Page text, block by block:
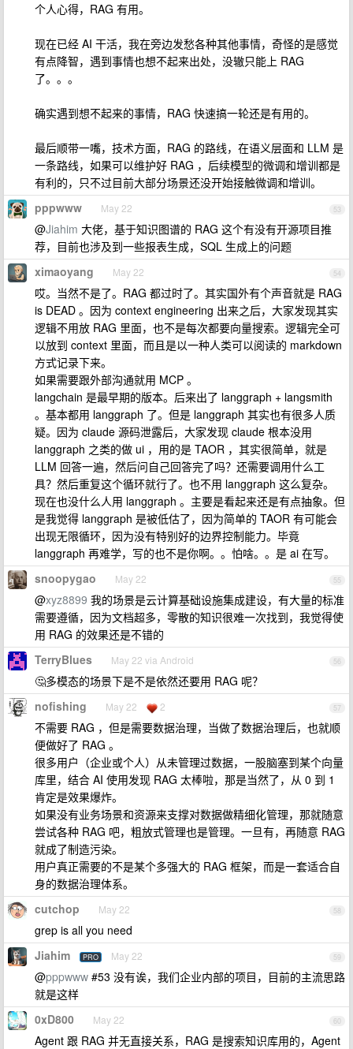
个人心得，RAG 有用。
现在已经 AI 干活，我在旁边发愁各种其他事情，奇怪的是感觉
有点降智，遇到事情也想不起来出处，没辙只能上 RAG
了。。。
确实遇到想不起来的事情，RAG 快速搞一轮还是有用的。
最后顺带一嘴，技术方面，RAG 的路线，在语义层面和 LLM 是
一条路线，如果可以维护好 RAG ，后续模型的微调和增训都是
有利的，只不过目前大部分场景还没开始接触微调和增训。
53
pppwww May 22
@Jiahim 大佬，基于知识图谱的 RAG 这个有没有开源项目推
荐，目前也涉及到一些报表生成，SQL 生成上的问题
54
ximaoyang May 22
哎。当然不是了。RAG 都过时了。其实国外有个声音就是 RAG
is DEAD 。因为 context engineering 出来之后，大家发现其实
逻辑不用放 RAG 里面，也不是每次都要向量搜索。逻辑完全可
以放到 context 里面，而且是以一种人类可以阅读的 markdown
方式记录下来。
如果需要跟外部沟通就用 MCP 。
langchain 是最早期的版本。后来出了 langgraph + langsmith
。基本都用 langgraph 了。但是 langgraph 其实也有很多人质
疑。因为 claude 源码泄露后，大家发现 claude 根本没用
langgraph 之类的做 ui ，用的是 TAOR ，其实很简单，就是
LLM 回答一遍，然后问自己回答完了吗？还需要调用什么工
具？然后重复这个循环就行了。也不用 langgraph 这么复杂。
现在也没什么人用 langgraph 。主要是看起来还是有点抽象。但
是我觉得 langgraph 是被低估了，因为简单的 TAOR 有可能会
出现无限循环，因为没有特别好的边界控制能力。毕竟
langgraph 再难学，写的也不是你啊。。怕啥。。是 ai 在写。
55
snoopygao May 22
@xyz8899 我的场景是云计算基础设施集成建设，有大量的标准
需要遵循，因为文档超多，零散的知识很难一次找到，我觉得使
用 RAG 的效果还是不错的
56
TerryBlues May 22 via Android
🤔多模态的场景下是不是依然还要用 RAG 呢？
57
nofishing May 22 2
不需要 RAG ，但是需要数据治理，当做了数据治理后，也就顺
便做好了 RAG 。
很多用户（企业或个人）从未管理过数据，一股脑塞到某个向量
库里，结合 AI 使用发现 RAG 太棒啦，那是当然了，从 0 到 1
肯定是效果爆炸。
如果没有业务场景和资源来支撑对数据做精细化管理，那就随意
尝试各种 RAG 吧，粗放式管理也是管理。一旦有，再随意 RAG
就成了制造污染。
用户真正需要的不是某个多强大的 RAG 框架，而是一套适合自
身的数据治理体系。
58
cutchop May 22
grep is all you need
59
Jiahim PRO May 22
@pppwww #53 没有诶，我们企业内部的项目，目前的主流思路
就是这样
60
0xD800 May 22
Agent 跟 RAG 并无直接关系，RAG 是搜索知识库用的，Agent